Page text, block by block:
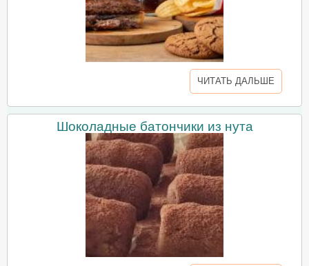
ЧИТАТЬ ДАЛЬШЕ
Шоколадные батончики из нута